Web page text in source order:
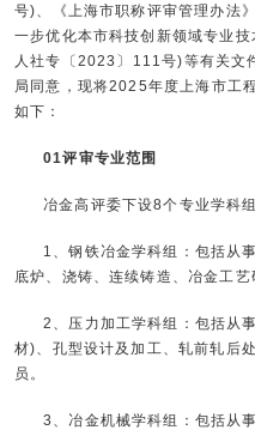
号)、《上海市职称评审管理办法
一步优化本市科技创新领域专业
人社专〔2023〕111号)等有关文
局同意，现将2025年度上海市工
如下：
01评审专业范围
冶金高评委下设8个专业学科
1、钢铁冶金学科组：包括从
底炉、浇铸、连续铸造、冶金工艺
2、压力加工学科组：包括从
材)、孔型设计及加工、轧前轧后
员。
3、冶金机械学科组：包括从